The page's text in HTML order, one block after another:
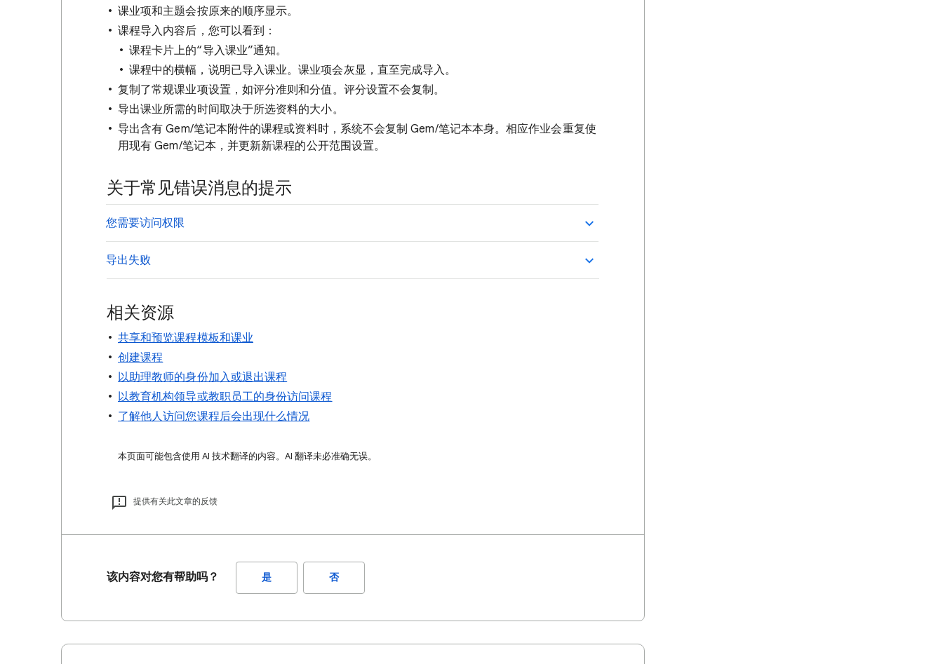
课业项和主题会按原来的顺序显示。
课程导入内容后，您可以看到：
课程卡片上的“导入课业”通知。
课程中的横幅，说明已导入课业。课业项会灰显，直至完成导入。
复制了常规课业项设置，如评分准则和分值。评分设置不会复制。
导出课业所需的时间取决于所选资料的大小。
导出含有 Gem/笔记本附件的课程或资料时，系统不会复制 Gem/笔记本本身。相应作业会重复使
用现有 Gem/笔记本，并更新新课程的公开范围设置。
关于常见错误消息的提示
您需要访问权限
导出失败
相关资源
共享和预览课程模板和课业
创建课程
以助理教师的身份加入或退出课程
以教育机构领导或教职员工的身份访问课程
了解他人访问您课程后会出现什么情况
本页面可能包含使用 AI 技术翻译的内容。AI 翻译未必准确无误。
提供有关此文章的反馈
该内容对您有帮助吗？ 是 否